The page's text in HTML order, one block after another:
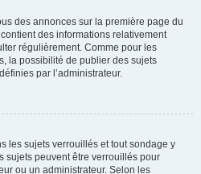
des annonces sur la première page du
des informations relativement
régulièrement. Comme pour les
la possibilité de publier des sujets
par l’administrateur.
les sujets verrouillés et tout sondage y
sujets peuvent être verrouillés pour
ou un administrateur. Selon les